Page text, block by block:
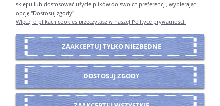
INFORMACJE
O NAS
POKAŻ PEŁNĄ WERSJĘ STRONY
sklepu lub dostosować użycie plików do swoich preferencji, wybierając
opcję "Dostosuj zgody".
Więcej o plikach cookies przeczytasz w naszej Polityce prywatności.
ZAAKCEPTUJ TYLKO NIEZBĘDNE
DOSTOSUJ ZGODY